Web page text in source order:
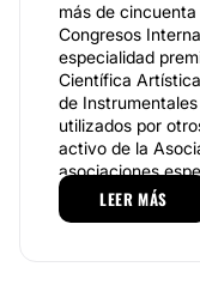
más de
Congresos
especialidad
Científica
de
utilizados por
activo de la
asociaciones
trabajos de la
Artísticos
LEER MÁS